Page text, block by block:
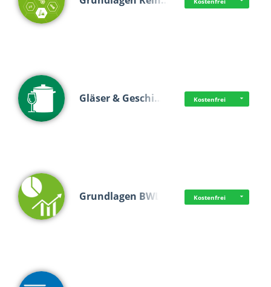
Gläser & Geschi… Kostenfrei
Grundlagen BWL Kostenfrei